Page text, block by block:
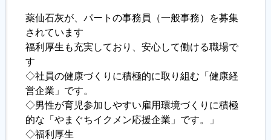
薬仙石灰が、パートの事務員（一般事務）を募集
されています
福利厚生も充実しており、安心して働ける職場で
す
◇社員の健康づくりに積極的に取り組む「健康経
営企業」です。
◇男性が育児参加しやすい雇用環境づくりに積極
的な「やまぐちイクメン応援企業」です。」
◇福利厚生